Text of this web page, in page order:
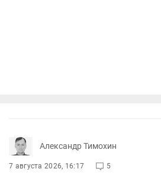
Александр Тимохин
7 августа 2026, 16:17 5